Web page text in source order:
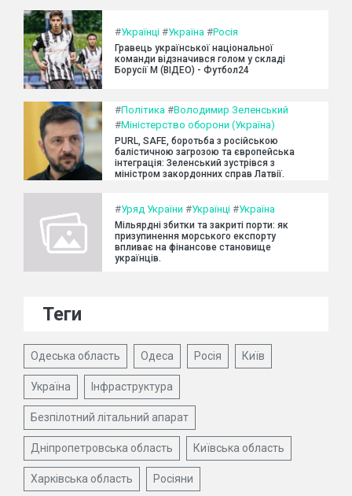
#Українці #Україна #Росія
Гравець української національної
команди відзначився голом у складі
Борусії М (ВІДЕО) - Футбол24
#Політика #Володимир Зеленський
#Міністерство оборони (Україна)
PURL, SAFE, боротьба з російською
балістичною загрозою та європейська
інтеграція: Зеленський зустрівся з
міністром закордонних справ Латвії.
#Уряд України #Українці #Україна
Мільярдні збитки та закриті порти: як
призупинення морського експорту
впливає на фінансове становище
українців.
Теги
Одеська область Одеса Росія Київ
Україна Інфраструктура
Безпілотний літальний апарат
Дніпропетровська область Київська область
Харківська область Росіяни